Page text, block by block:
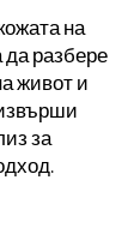
на
разбере
живот и
за